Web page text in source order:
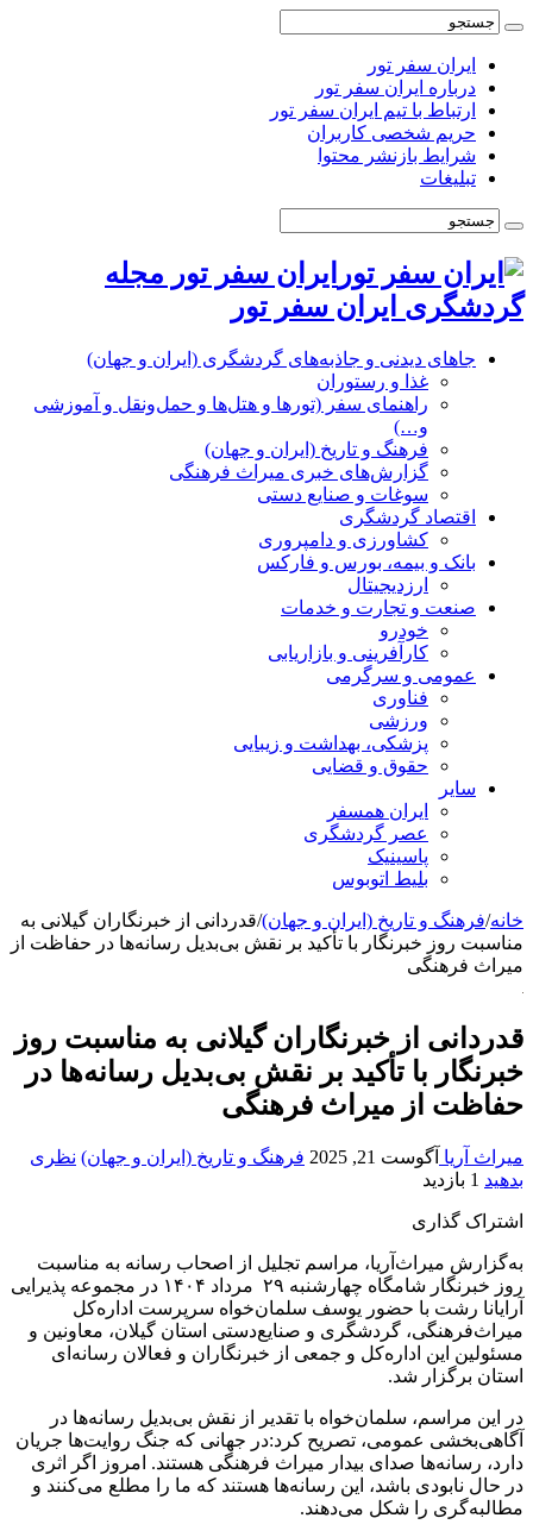
ایران سفر تور
درباره ایران سفر تور
ارتباط با تیم ایران سفر تور
حریم شخصی کاربران
شرایط بازنشر محتوا
تبلیغات
ایران سفر تور مجله
گردشگری ایران سفر تور
جاهای دیدنی و جاذبه‌های گردشگری (ایران و جهان)
غذا و رستوران
راهنمای سفر (تورها و هتل‌ها و حمل‌و‌نقل و آموزشی
و…)
فرهنگ و تاریخ (ایران و جهان)
گزارش‌های خبری میراث فرهنگی
سوغات و صنایع دستی
اقتصاد گردشگری
کشاورزی و دامپروری
بانک و بیمه، بورس و فارکس
ارزدیجیتال
صنعت و تجارت و خدمات
خودرو
کارآفرینی و بازاریابی
عمومی و سرگرمی
فناوری
ورزشی
پزشکی، بهداشت و زیبایی
حقوق و قضایی
سایر
ایران همسفر
عصر گردشگری
پاسینیک
بلیط اتوبوس
خانه/فرهنگ و تاریخ (ایران و جهان)/قدردانی از خبرنگاران گیلانی به
مناسبت روز خبرنگار با تأکید بر نقش بی‌بدیل رسانه‌ها در حفاظت از
میراث فرهنگی
قدردانی از خبرنگاران گیلانی به مناسبت روز
خبرنگار با تأکید بر نقش بی‌بدیل رسانه‌ها در
حفاظت از میراث فرهنگی
میراث آریا آگوست 21, 2025 فرهنگ و تاریخ (ایران و جهان) نظری
بدهید 1 بازدید
اشتراک گذاری
به‌گزارش میراث‌آریا، مراسم تجلیل از اصحاب رسانه به مناسبت
روز خبرنگار شامگاه چهارشنبه ۲۹ مرداد ۱۴۰۴ در مجموعه پذیرایی
آرایانا رشت با حضور یوسف سلمان‌خواه سرپرست اداره‌کل
میراث‌فرهنگی، گردشگری و صنایع‌دستی استان گیلان، معاونین و
مسئولین این اداره‌کل و جمعی از خبرنگاران و فعالان رسانه‌ای
استان برگزار شد.
در این مراسم، سلمان‌خواه با تقدیر از نقش بی‌بدیل رسانه‌ها در
آگاهی‌بخشی عمومی، تصریح کرد:در جهانی که جنگ روایت‌ها جریان
دارد، رسانه‌ها صدای بیدار میراث فرهنگی هستند. امروز اگر اثری
در حال نابودی باشد، این رسانه‌ها هستند که ما را مطلع می‌کنند و
مطالبه‌گری را شکل می‌دهند.